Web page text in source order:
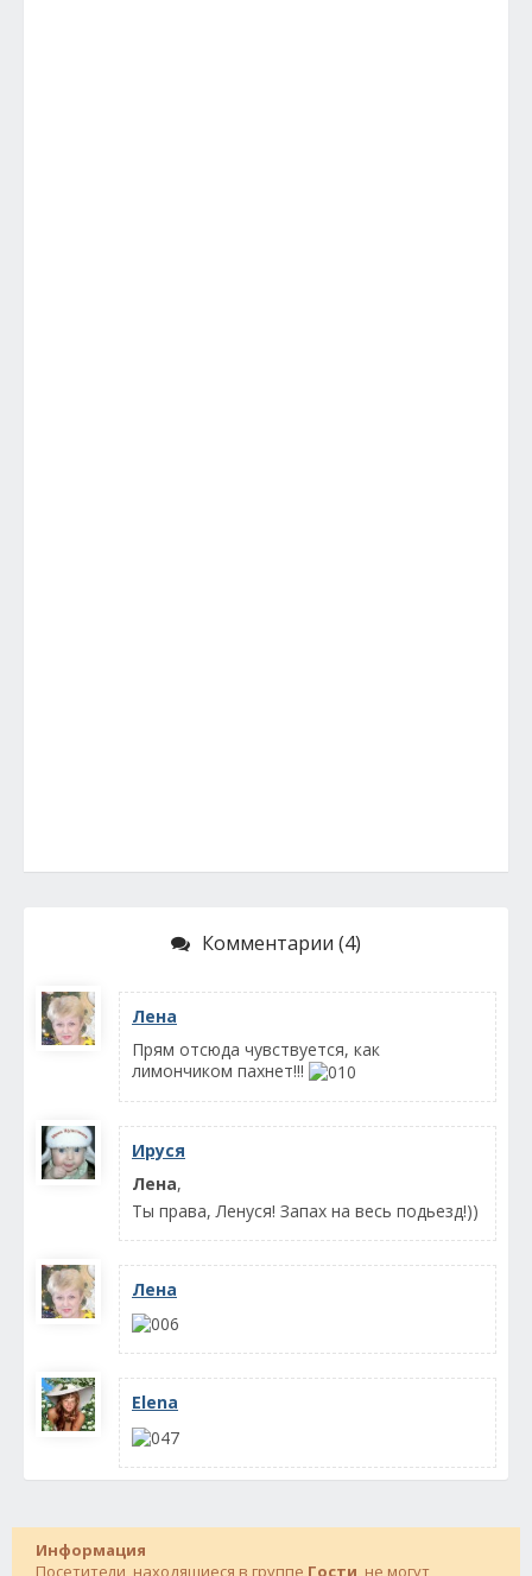
Комментарии (4)
Лена
Прям отсюда чувствуется, как
лимончиком пахнет!!!
Ируся
Лена,
Ты права, Ленуся! Запах на весь подьезд!))
Лена
Elena
Информация
Посетители, находящиеся в группе Гости , не могут